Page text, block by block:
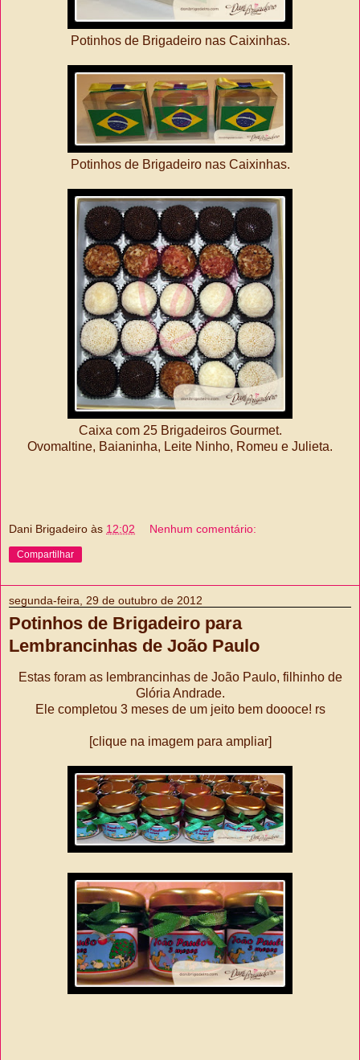
Potinhos de Brigadeiro nas Caixinhas.
Potinhos de Brigadeiro nas Caixinhas.
Caixa com 25 Brigadeiros Gourmet.
Ovomaltine, Baianinha, Leite Ninho, Romeu e Julieta.
Dani Brigadeiro às 12:02 Nenhum comentário:
Compartilhar
segunda-feira, 29 de outubro de 2012
Potinhos de Brigadeiro para
Lembrancinhas de João Paulo
Estas foram as lembrancinhas de João Paulo, filhinho de
Glória Andrade.
Ele completou 3 meses de um jeito bem doooce! rs
[clique na imagem para ampliar]